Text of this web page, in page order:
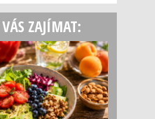
ZAJÍMAT: